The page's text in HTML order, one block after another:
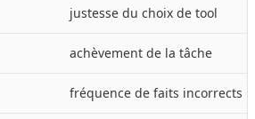
justesse du choix de tool
achèvement de la tâche
fréquence de faits incorrects